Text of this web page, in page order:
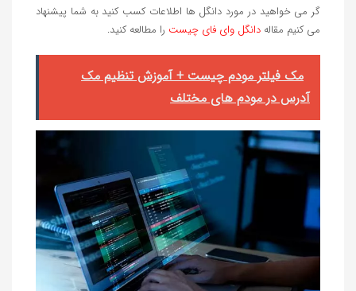
گر می خواهید در مورد دانگل ها اطلاعات کسب کنید به شما پیشنهاد
می کنیم مقاله دانگل وای فای چیست را مطالعه کنید.
مک فیلتر مودم چیست + آموزش تنظیم مک
آدرس در مودم های مختلف